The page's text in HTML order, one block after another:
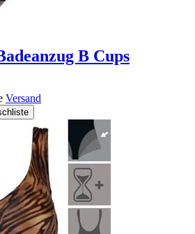
B Cups
Versand